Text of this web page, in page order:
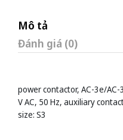
Mô tả
Đánh giá (0)
power contactor, AC-3e/
V AC, 50 Hz, auxiliary
size: S3